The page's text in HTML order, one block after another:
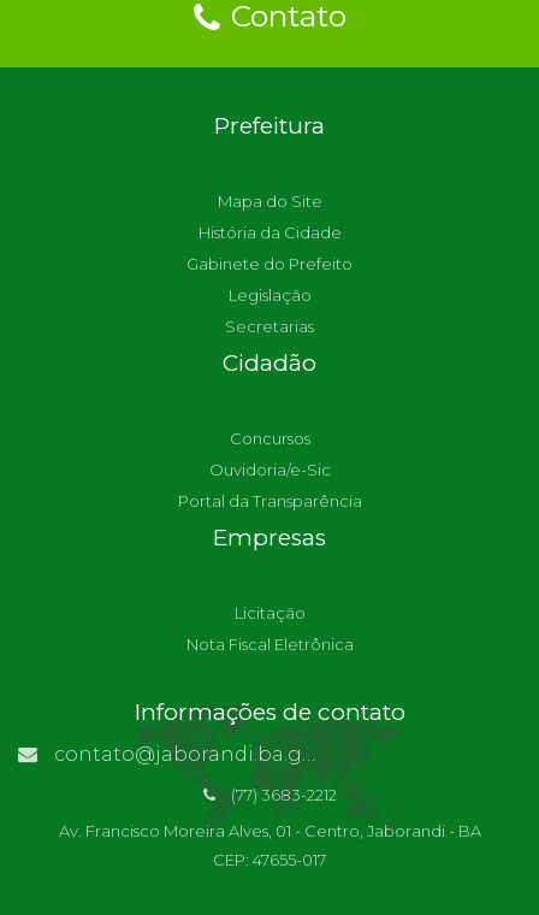
Contato
Prefeitura
Mapa do Site
História da Cidade
Gabinete do Prefeito
Legislação
Secretarias
Cidadão
Concursos
Ouvidoria/e-Sic
Portal da Transparência
Empresas
Licitação
Nota Fiscal Eletrônica
Informações de contato
contato@jaborandi.ba.gov.br | Funcionário Responsável: Ronaldo Da Paz Dourado
(77) 3683-2212
Av. Francisco Moreira Alves, 01 - Centro, Jaborandi - BA
CEP: 47655-017